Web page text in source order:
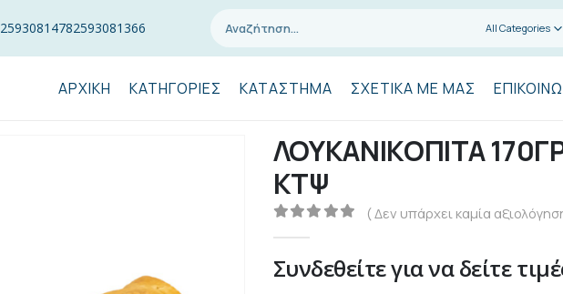
25930814782593081366 All Categories
ΑΡΧΙΚΉ ΚΑΤΗΓΟΡΊΕΣ ΚΑΤΆΣΤΗΜΑ ΣΧΕΤΙΚΆ ΜΕ ΜΑΣ
ΛΟΥΚΑΝΙΚΟΠΙΤΑ
ΚΤΨ
( Δεν υπάρχει καμία
Συνδεθείτε για να δείτε